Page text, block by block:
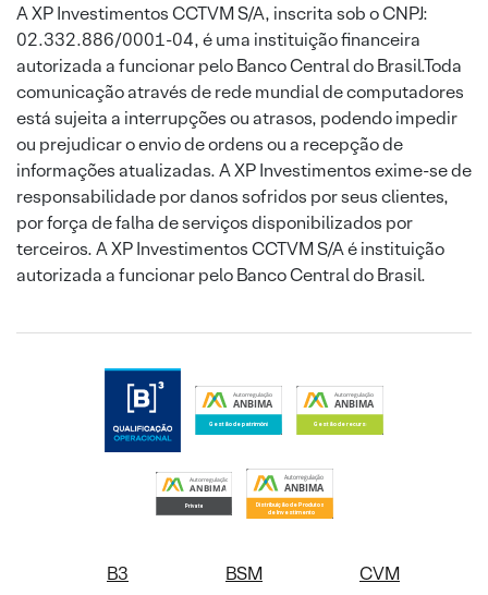
A XP Investimentos CCTVM S/A, inscrita sob o CNPJ:
02.332.886/0001-04, é uma instituição financeira
autorizada a funcionar pelo Banco Central do Brasil.Toda
comunicação através de rede mundial de computadores
está sujeita a interrupções ou atrasos, podendo impedir
ou prejudicar o envio de ordens ou a recepção de
informações atualizadas. A XP Investimentos exime-se de
responsabilidade por danos sofridos por seus clientes,
por força de falha de serviços disponibilizados por
terceiros. A XP Investimentos CCTVM S/A é instituição
autorizada a funcionar pelo Banco Central do Brasil.
B3 BSM CVM